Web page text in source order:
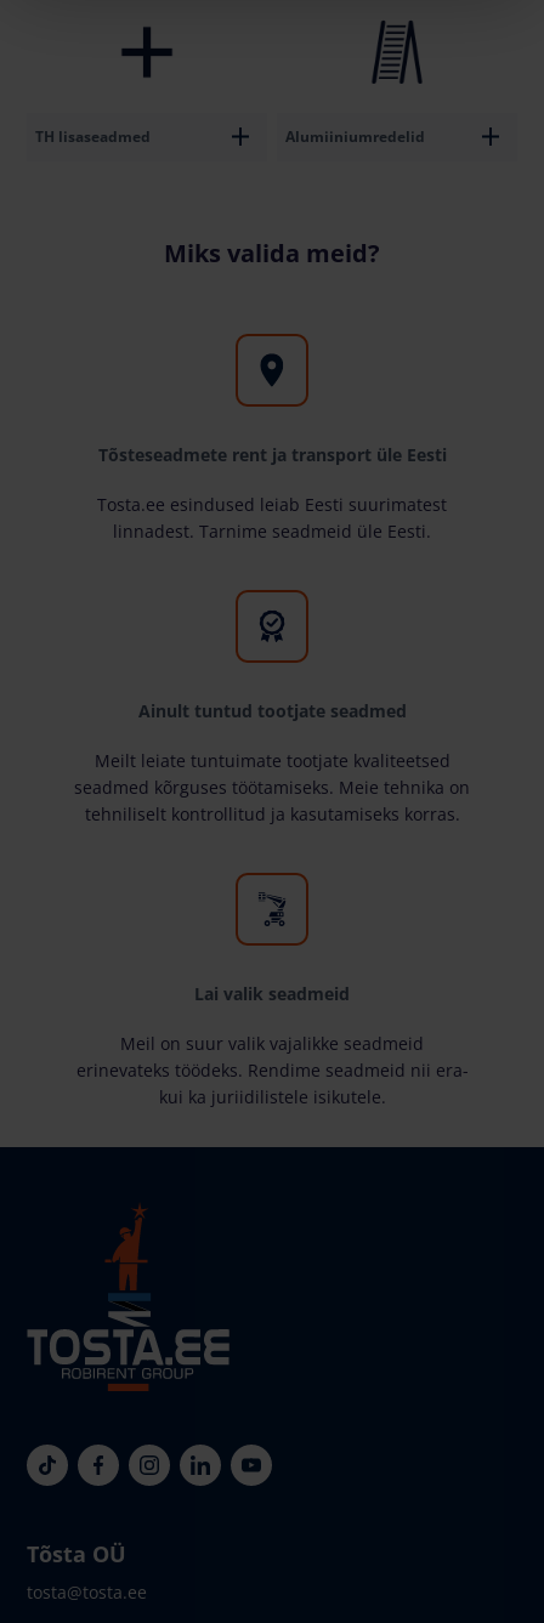
TH lisaseadmed Alumiiniumredelid
Miks valida meid?
Tõsteseadmete rent ja transport üle Eesti
Tosta.ee esindused leiab Eesti suurimatest
linnadest. Tarnime seadmeid üle Eesti.
Ainult tuntud tootjate seadmed
Meilt leiate tuntuimate tootjate kvaliteetsed
seadmed kõrguses töötamiseks. Meie tehnika on
tehniliselt kontrollitud ja kasutamiseks korras.
Lai valik seadmeid
Meil on suur valik vajalikke seadmeid
erinevateks töödeks. Rendime seadmeid nii era-
kui ka juriidilistele isikutele.
Tõsta OÜ
tosta@tosta.ee